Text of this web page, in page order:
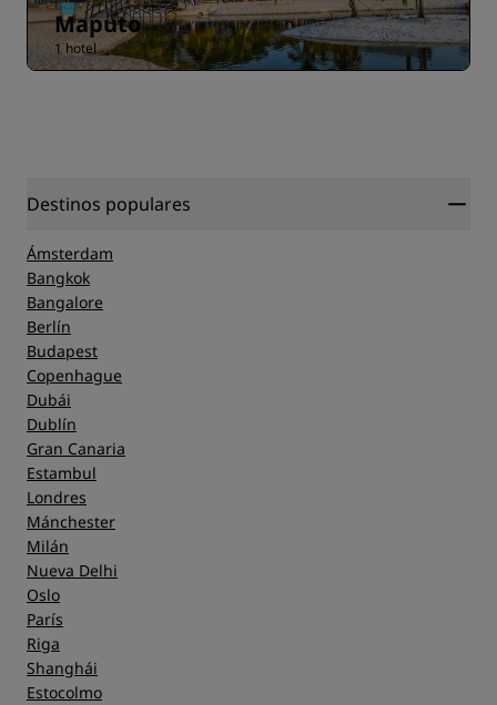
Maputo
1 hotel
Destinos populares
Ámsterdam
Bangkok
Bangalore
Berlín
Budapest
Copenhague
Dubái
Dublín
Gran Canaria
Estambul
Londres
Mánchester
Milán
Nueva Delhi
Oslo
París
Riga
Shanghái
Estocolmo